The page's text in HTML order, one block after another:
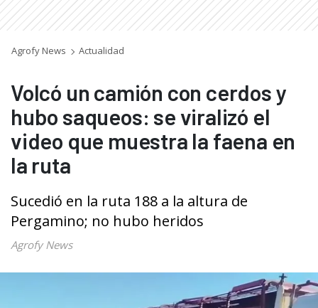
Agrofy News Actualidad
Volcó un camión con cerdos y
hubo saqueos: se viralizó el
video que muestra la faena en
la ruta
Sucedió en la ruta 188 a la altura de
Pergamino; no hubo heridos
Agrofy News